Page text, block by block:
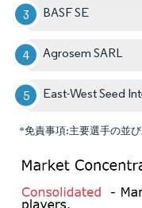
BASF SE
Agrosem SARL
East-West Seed
*免責事項:主要選手の並